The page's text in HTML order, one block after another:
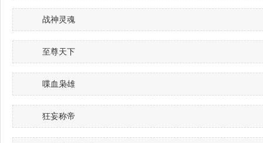
战神灵魂
至尊天下
喋血枭雄
狂妄称帝